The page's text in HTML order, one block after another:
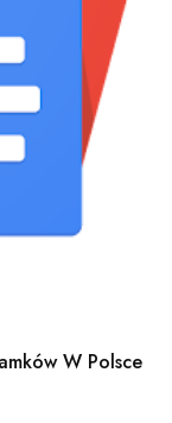
W Polsce